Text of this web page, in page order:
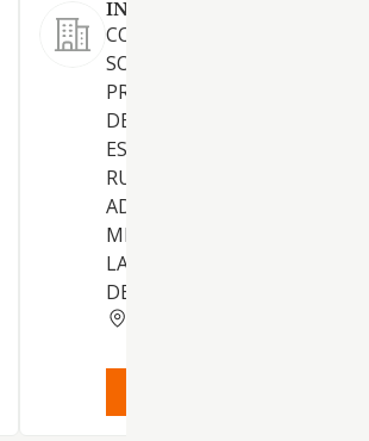
INCRISANTO SL
COMPRAVENTA DE
SOLARES Y EDIFICACIONES,
PROMOCION Y
DE TODA CLASE DE OBRAS,
ESPECIALMENTE VIVIENDAS
RURALES Y AQUELLAS
ADAPTADAS PARA
MINUSVALIDOS Y
LA TERCERA EDAD. EL
DE TODA